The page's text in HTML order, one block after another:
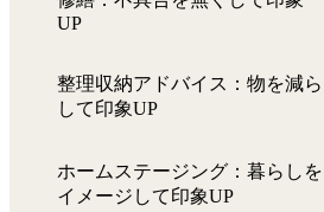
UP
整理収納アドバイス：物を減ら
して印象UP
ホームステージング：暮らしを
イメージして印象UP